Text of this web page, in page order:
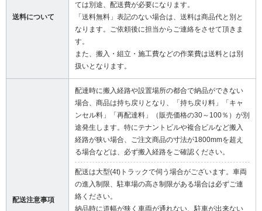
送料について
ては別途、配送費が必要になります。
「送料無料」表記のない場合は、送料は商品代と別と
なります。ご依頼後に担当からご連絡をさせて頂きま
す。
また、搬入・組立・施工費などの作業費は送料とは別
扱いとなります。
配送注意事項
配達時に搬入経路や設置場所の都合で納品ができない
場合、商品は持ち戻りとなり、「持ち戻り料」「キャ
ンセル料」「再配達料」（販売価格の30～100％）が別
途発生します。特にテナントビルや複合ビルなど搬入
経路が狭い場合、ご注文商品の寸法が1800mmを超え
る場合などは、必ず搬入経路をご確認ください。
配送は大型(4t)トラックで伺う場合がございます。車両
の進入制限、駐車場の高さ制限がある場合は必ずご連
絡ください。
納品時に道幅が狭く車両が通れない、駐車が出来ない